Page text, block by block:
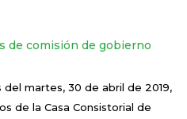
de comisión de gobierno
del martes, 30 de abril de 2019,
de la Casa Consistorial de